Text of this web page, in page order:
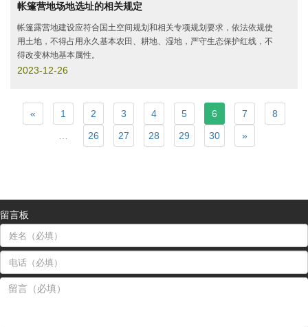
帐篷营地场地选址的相关规定
帐篷露营地建设应符合国土空间规划和相关专项规划要求，依法依规使
用土地，不得占用永久基本农田、耕地、湿地，严守生态保护红线，不
得改变林地基本属性。
2023-12-26
« 1 2 3 4 5 6 7
8
…
26 27 28 29 30 »
留言板